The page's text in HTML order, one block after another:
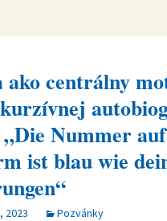
inštitúcia
ako centrálny
Nummer
ist blau wie
2023 Pozvánky